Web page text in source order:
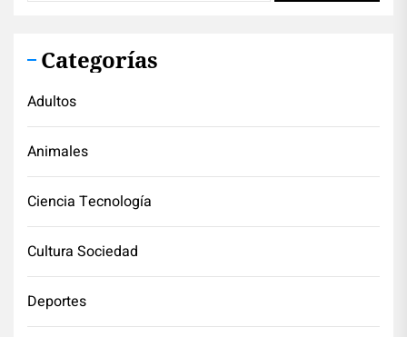
Categorías
Adultos
Animales
Ciencia Tecnología
Cultura Sociedad
Deportes